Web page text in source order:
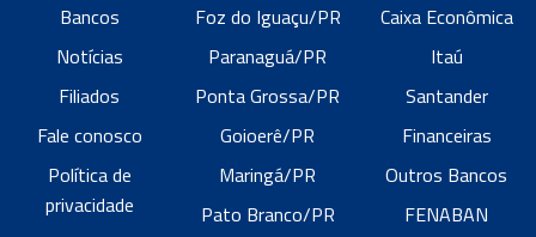
Bancos
Notícias
Filiados
Fale conosco
Política de
privacidade
Foz do Iguaçu/PR
Paranaguá/PR
Ponta Grossa/PR
Goioerê/PR
Maringá/PR
Pato Branco/PR
Caixa Econômica
Itaú
Santander
Financeiras
Outros Bancos
FENABAN